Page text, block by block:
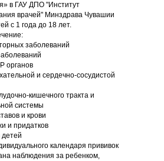
в ГАУ ДПО "Институт
врачей" Минздрава Чувашии
с 1 года до 18 лет.
заболеваний
органов
и сердечно-сосудистой
кишечного тракта и
системы
и крови
и придатков
календаря прививок
наблюдения за ребенком,